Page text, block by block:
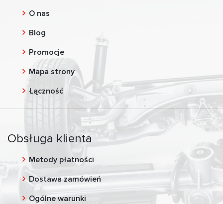
O nas
Blog
Promocje
Mapa strony
Łączność
Obsługa klienta
Metody płatności
Dostawa zamówień
Ogólne warunki